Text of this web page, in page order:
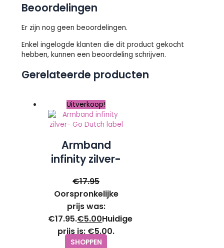
Beoordelingen
Er zijn nog geen beoordelingen.
Enkel ingelogde klanten die dit product gekocht
hebben, kunnen een beoordeling schrijven.
Gerelateerde producten
Uitverkoop!
Armband
infinity zilver-
label
€17.95
Oorspronkelijke
prijs was:
€17.95.€5.00Huidige
prijs is: €5.00.
SHOPPEN